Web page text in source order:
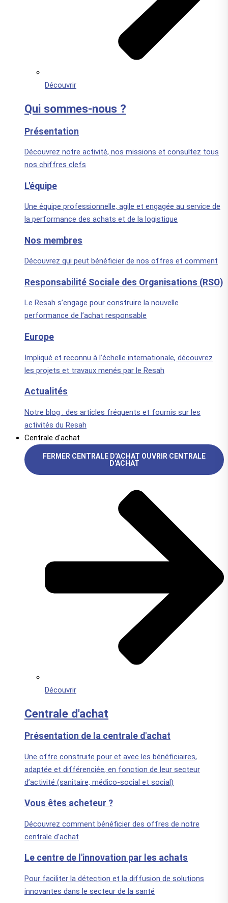
Découvrir
Qui sommes-nous ?
Présentation
Découvrez notre activité, nos missions et consultez tous
nos chiffres clefs
L'équipe
Une équipe professionnelle, agile et engagée au service de
la performance des achats et de la logistique
Nos membres
Découvrez qui peut bénéficier de nos offres et comment
Responsabilité Sociale des Organisations (RSO)
Le Resah s’engage pour construire la nouvelle
performance de l’achat responsable
Europe
Impliqué et reconnu à l’échelle internationale, découvrez
les projets et travaux menés par le Resah
Actualités
Notre blog : des articles fréquents et fournis sur les
activités du Resah
Centrale d'achat
FERMER CENTRALE D'ACHAT OUVRIR CENTRALE
D'ACHAT
Découvrir
Centrale d'achat
Présentation de la centrale d'achat
Une offre construite pour et avec les bénéficiaires,
adaptée et différenciée, en fonction de leur secteur
d’activité (sanitaire, médico-social et social)
Vous êtes acheteur ?
Découvrez comment bénéficier des offres de notre
centrale d’achat
Le centre de l'innovation par les achats
Pour faciliter la détection et la diffusion de solutions
innovantes dans le secteur de la santé